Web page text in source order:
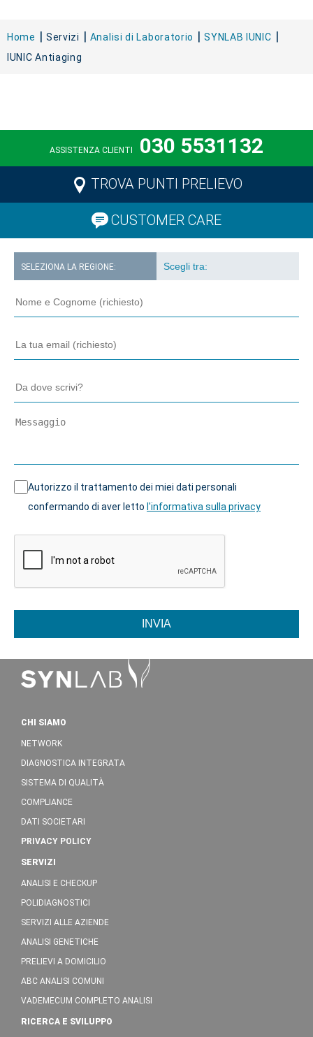
Home Servizi Analisi di Laboratorio
SYNLAB IUNIC
IUNIC Antiaging
ASSISTENZA CLIENTI 030 5531132
TROVA PUNTI PRELIEVO
CUSTOMER CARE
SELEZIONA LA REGIONE:
Autorizzo il trattamento dei miei dati personali
confermando di aver letto l'informativa sulla privacy
INVIA
CHI SIAMO
NETWORK
DIAGNOSTICA INTEGRATA
SISTEMA DI QUALITÀ
COMPLIANCE
DATI SOCIETARI
PRIVACY POLICY
SERVIZI
ANALISI E CHECKUP
POLIDIAGNOSTICI
SERVIZI ALLE AZIENDE
ANALISI GENETICHE
PRELIEVI A DOMICILIO
ABC ANALISI COMUNI
VADEMECUM COMPLETO ANALISI
RICERCA E SVILUPPO